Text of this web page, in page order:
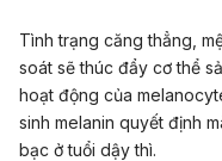
Tình trạng căng thẳng,
soát sẽ thúc đẩy cơ thể
hoạt động của
sinh melanin quyết định
bạc ở tuổi dậy thì.